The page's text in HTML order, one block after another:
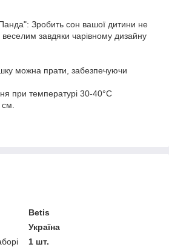
Зробить сон вашої дитини не
завдяки чарівному дизайну
можна прати, забезпечуючи
при температурі 30-40°C
Betis
Україна
1 шт.